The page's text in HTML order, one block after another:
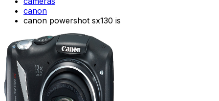
canon
canon powershot sx130 is